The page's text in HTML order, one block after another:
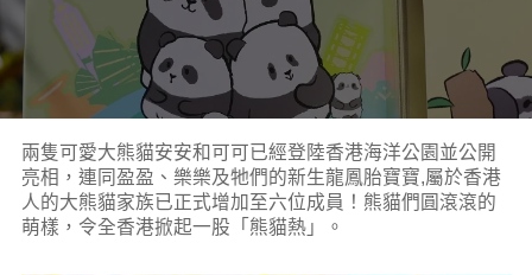
兩隻可愛大熊貓安安和可可已經登陸香港海洋公園並公開
亮相，連同盈盈、樂樂及牠們的新生龍鳳胎寶寶,屬於香港
人的大熊貓家族已正式增加至六位成員！熊貓們圓滾滾的
萌樣，令全香港掀起一股「熊貓熱」。